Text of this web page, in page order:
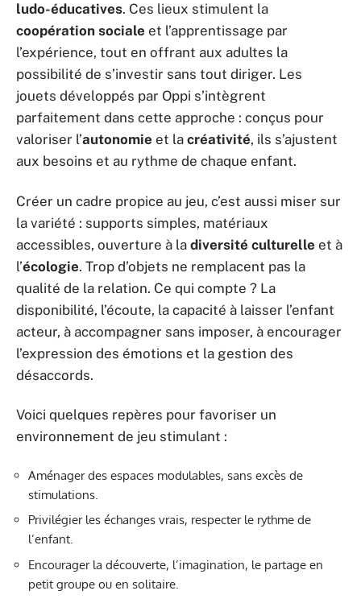
ludo-éducatives. Ces lieux stimulent la
coopération sociale et l’apprentissage par
l’expérience, tout en offrant aux adultes la
possibilité de s’investir sans tout diriger. Les
jouets développés par Oppi s’intègrent
parfaitement dans cette approche : conçus pour
valoriser l’autonomie et la créativité, ils s’ajustent
aux besoins et au rythme de chaque enfant.
Créer un cadre propice au jeu, c’est aussi miser sur
la variété : supports simples, matériaux
accessibles, ouverture à la diversité culturelle et à
l’écologie. Trop d’objets ne remplacent pas la
qualité de la relation. Ce qui compte ? La
disponibilité, l’écoute, la capacité à laisser l’enfant
acteur, à accompagner sans imposer, à encourager
l’expression des émotions et la gestion des
désaccords.
Voici quelques repères pour favoriser un
environnement de jeu stimulant :
Aménager des espaces modulables, sans excès de
stimulations.
Privilégier les échanges vrais, respecter le rythme de
l’enfant.
Encourager la découverte, l’imagination, le partage en
petit groupe ou en solitaire.